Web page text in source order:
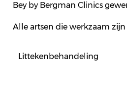
Bey by Bergman Clinics
Alle artsen die werkzaam